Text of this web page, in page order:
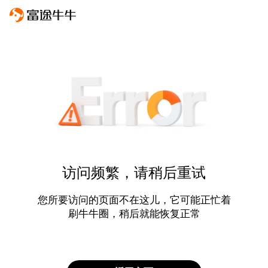
访问频繁，请稍后重试
您所要访问的页面不在这儿，它可能正忙着
刷牛牛圈，稍后就能恢复正常